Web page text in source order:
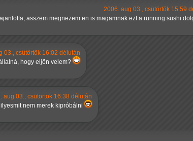
2006. aug 03., csütörtök 15:59
asszem megnezem en is magamnak ezt a running sushi
03., csütörtök 16:02 délután
hogy eljön velem?
aug 03., csütörtök 16:38 délután
nem merek kipróbálni